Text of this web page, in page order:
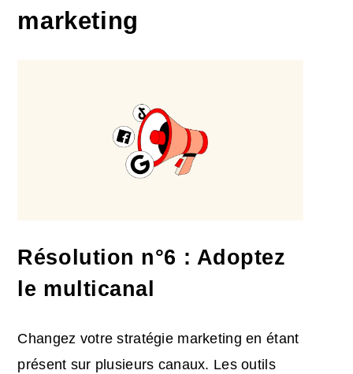
marketing
Résolution n°6 : Adoptez
le multicanal
Changez votre stratégie marketing en étant
présent sur plusieurs canaux. Les outils